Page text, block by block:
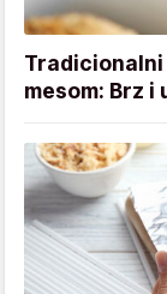
mesom: Brz